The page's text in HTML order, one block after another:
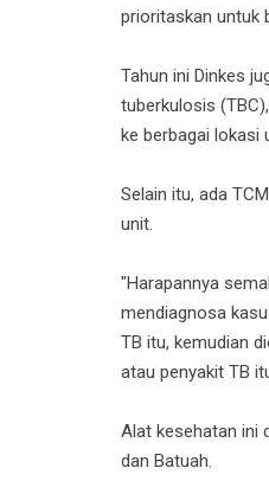
prioritaskan untuk
Tahun ini Dinkes
tuberkulosis
ke berbagai lokasi
Selain itu, ada
unit.
"Harapannya
mendiagnosa
TB itu, kemudian
atau penyakit TB
Alat kesehatan ini
dan Batuah.